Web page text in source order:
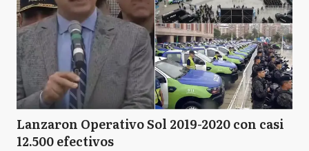
Lanzaron Operativo Sol 2019-2020 con casi
12.500 efectivos